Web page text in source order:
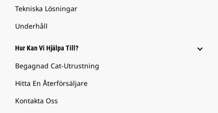
Tekniska Lösningar
Underhåll
Hur Kan Vi Hjälpa Till?
Begagnad Cat-Utrustning
Hitta En Återförsäljare
Kontakta Oss